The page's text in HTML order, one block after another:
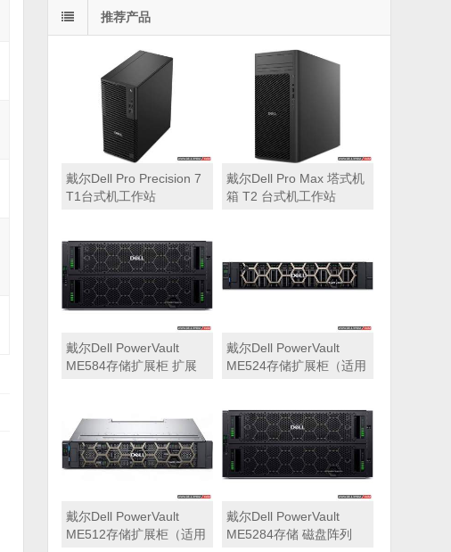
推荐产品
戴尔Dell Pro Precision 7
T1台式机工作站
戴尔Dell Pro Max 塔式机
箱 T2 台式机工作站
戴尔Dell PowerVault
ME584存储扩展柜 扩展
ME5224，ME5284等主
存储扩展）
戴尔Dell PowerVault
ME524存储扩展柜（适用
戴尔Dell PowerVault
ME512存储扩展柜（适用
戴尔Dell PowerVault
ME5284存储 磁盘阵列